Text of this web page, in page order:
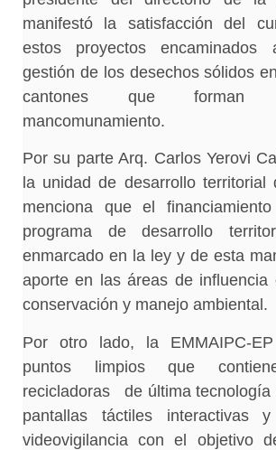
manifestó la satisfacción del
estos proyectos
gestión de los desechos sólidos
cantones que
mancomunamiento.
Por su parte Arq. Carlos Yerovi
la unidad de desarrollo territorial
menciona que el
programa de desarrollo
enmarcado en la ley y de esta
aporte en las áreas de
conservación y manejo ambiental.
Por otro lado, la EMMAIPC-
puntos limpios que
recicladoras de última tecnología
pantallas táctiles interactivas
videovigilancia con el objetivo